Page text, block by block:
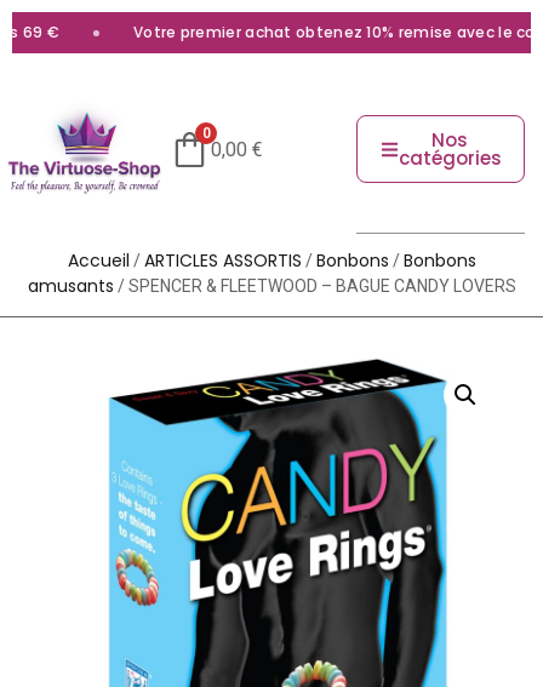
€ Votre premier achat obtenez 10% remise avec le code
0
0,00 € Nos
catégories
Accueil /ARTICLES ASSORTIS /Bonbons /Bonbons
amusants / SPENCER & FLEETWOOD – BAGUE CANDY LOVERS